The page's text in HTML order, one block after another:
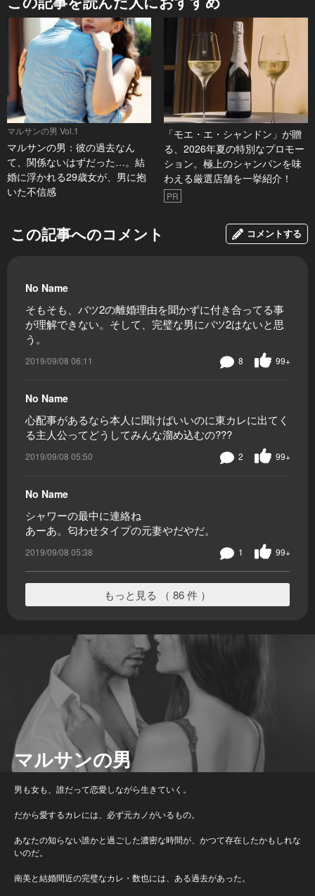
マルサンの男 Vol.1
マルサンの男：彼の過去なん
て、関係ないはずだった…。結
婚に浮かれる29歳女が、男に抱
いた不信感
「モエ・エ・シャンドン」が贈
る、2026年夏の特別なプロモー
ション。極上のシャンパンを味
わえる厳選店舗を一挙紹介！
PR
この記事へのコメント コメントする
No Name
そもそも、バツ2の離婚理由を聞かずに付き合ってる事
が理解できない。そして、完璧な男にバツ2はないと思
う。
2019/09/08 06:11 99+
8
No Name
心配事があるなら本人に聞けばいいのに東カレに出てく
る主人公ってどうしてみんな溜め込むの???
2019/09/08 05:50 99+
2
No Name
シャワーの最中に連絡ね
あーあ。匂わせタイプの元妻やだやだ。
2019/09/08 05:38 99+
1
もっと見る （ 86 件 ）
マルサンの男
男も女も、誰だって恋愛しながら生きていく。
だから愛するカレには、必ず元カノがいるもの。
あなたの知らない誰かと過ごした濃密な時間が、かつて存在したかもしれな
いのだ。
南美と結婚間近の完璧なカレ・数也には、ある過去があった。